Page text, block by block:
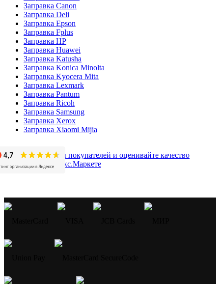
Заправка Canon
Заправка Deli
Заправка Epson
Заправка Fplus
Заправка HP
Заправка Huawei
Заправка Katusha
Заправка Konica Minolta
Заправка Kyocera Mita
Заправка Lexmark
Заправка Pantum
Заправка Ricoh
Заправка Samsung
Заправка Xerox
Заправка Xiaomi Mijia